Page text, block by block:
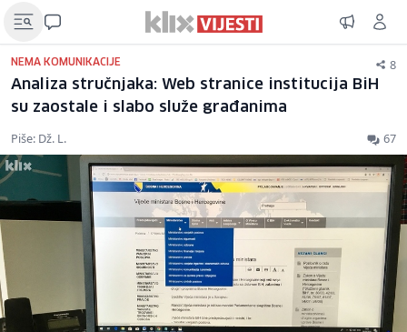
NEMA KOMUNIKACIJE 8
Analiza stručnjaka: Web stranice institucija BiH
su zaostale i slabo služe građanima
Piše: Dž. L. 67